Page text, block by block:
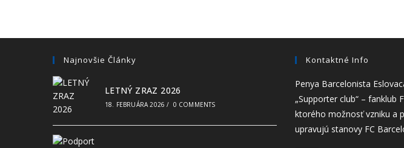
Najnovšie Články
LETNÝ ZRAZ 2026
18. FEBRUÁRA 2026 / 0 COMMENTS
Kontaktné Info
Penya Barcelonista
„Supporter club“ – fanklub
ktorého možnosť vzniku a
upravujú stanovy FC